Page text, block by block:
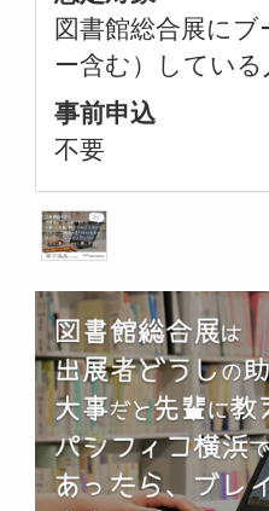
図書館総合展にブ
ー含む）している
事前申込
不要